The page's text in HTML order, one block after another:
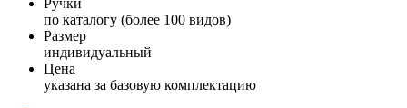
по каталогу (более 100 видов)
Размер
индивидуальный
Цена
указана за базовую комплектацию